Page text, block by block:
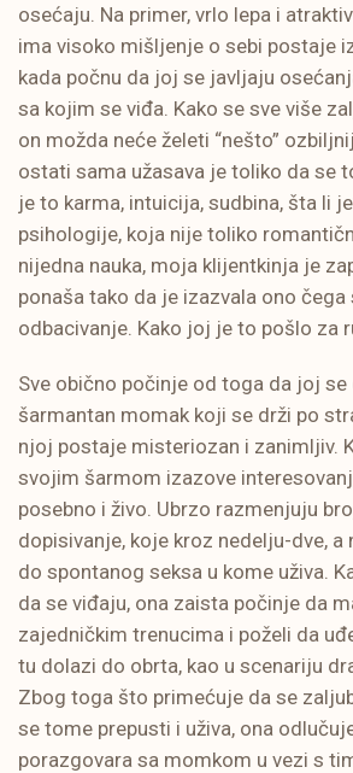
osećaju. Na primer, vrlo lepa i
ima visoko mišljenje o sebi postaje
kada počnu da joj se javljaju
sa kojim se viđa. Kako se sve više
on možda neće želeti “nešto”
ostati sama užasava je toliko da se
je to karma, intuicija, sudbina, šta li
psihologije, koja nije toliko
nijedna nauka, moja klijentkinja je
ponaša tako da je izazvala ono čega
odbacivanje. Kako joj je to pošlo za
Sve obično počinje od toga da joj se
šarmantan momak koji se drži po
njoj postaje misteriozan i zanimljiv.
svojim šarmom izazove
posebno i živo. Ubrzo razmenjuju
dopisivanje, koje kroz nedelju-dve, a
do spontanog seksa u kome uživa.
da se viđaju, ona zaista počinje da
zajedničkim trenucima i poželi da
tu dolazi do obrta, kao u scenariju
Zbog toga što primećuje da se
se tome prepusti i uživa, ona
porazgovara sa momkom u vezi s